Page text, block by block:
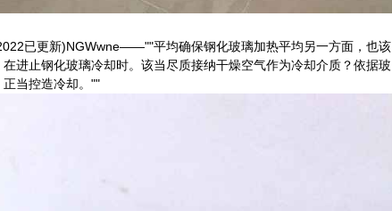
已更新)NGWwne——""平均确保钢化玻璃加热平均另一方面，也该
进止钢化玻璃冷却时。该当尽质接纳干燥空气作为冷却介质？依据玻
当控造冷却。""